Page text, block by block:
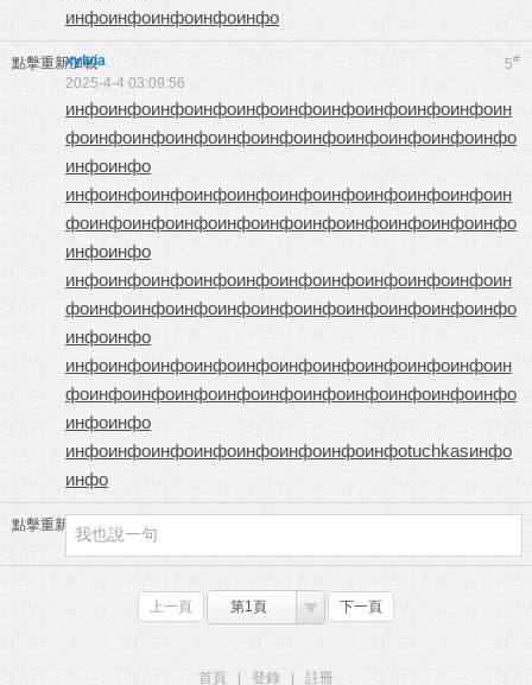
инфоинфоинфоинфоинфо
點擊重新加載 5#
xylvia
2025-4-4 03:09:56
инфоинфоинфоинфоинфоинфоинфоинфоинфоинфоин
фоинфоинфоинфоинфоинфоинфоинфоинфоинфоинфо
инфоинфо
инфоинфоинфоинфоинфоинфоинфоинфоинфоинфоин
фоинфоинфоинфоинфоинфоинфоинфоинфоинфоинфо
инфоинфо
инфоинфоинфоинфоинфоинфоинфоинфоинфоинфоин
фоинфоинфоинфоинфоинфоинфоинфоинфоинфоинфо
инфоинфо
инфоинфоинфоинфоинфоинфоинфоинфоинфоинфоин
фоинфоинфоинфоинфоинфоинфоинфоинфоинфоинфо
инфоинфо
инфоинфоинфоинфоинфоинфоинфоинфоtuchkasинфо
инфо
點擊重新加載
上一頁 第1頁 下一頁
首頁 登錄 註冊